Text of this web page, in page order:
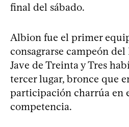
final del sábado.
Albion fue el primer
consagrarse campeón
Jave de Treinta y Tres
tercer lugar, bronce que
participación charrúa en
competencia.